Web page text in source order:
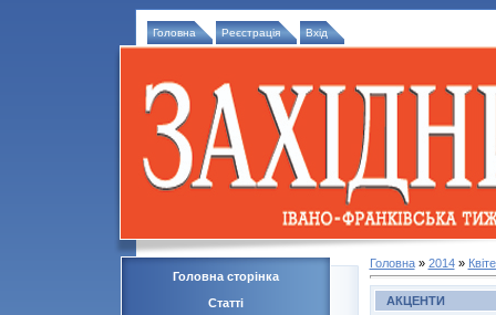
Головна Реєстрація Вхід
Головна сторінка
Статті
Головна» 2014 »
АКЦЕНТИ